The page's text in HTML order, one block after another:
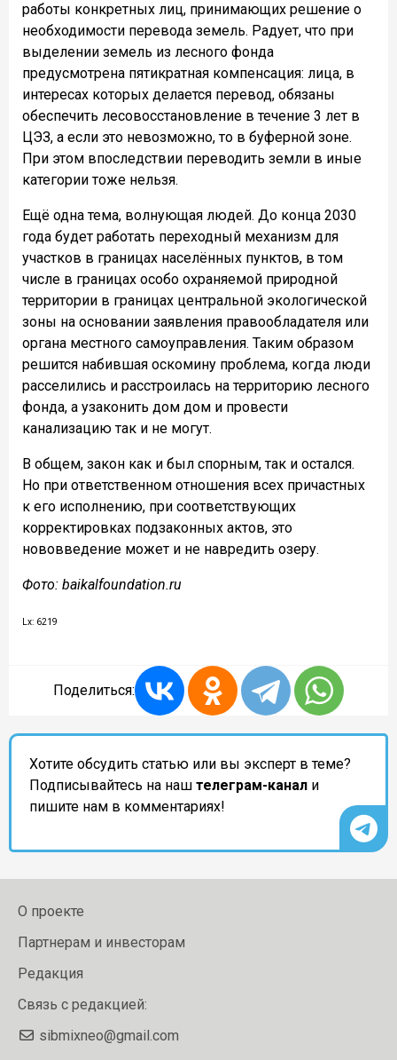
работы конкретных лиц, принимающих решение о
необходимости перевода земель. Радует, что при
выделении земель из лесного фонда
предусмотрена пятикратная компенсация: лица, в
интересах которых делается перевод, обязаны
обеспечить лесовосстановление в течение 3 лет в
ЦЭЗ, а если это невозможно, то в буферной зоне.
При этом впоследствии переводить земли в иные
категории тоже нельзя.
Ещё одна тема, волнующая людей. До конца 2030
года будет работать переходный механизм для
участков в границах населённых пунктов, в том
числе в границах особо охраняемой природной
территории в границах центральной экологической
зоны на основании заявления правообладателя или
органа местного самоуправления. Таким образом
решится набившая оскомину проблема, когда люди
расселились и расстроилась на территорию лесного
фонда, а узаконить дом дом и провести
канализацию так и не могут.
В общем, закон как и был спорным, так и остался.
Но при ответственном отношения всех причастных
к его исполнению, при соответствующих
корректировках подзаконных актов, это
нововведение может и не навредить озеру.
Фото: baikalfoundation.ru
Lx: 6219
Поделиться:
Хотите обсудить статью или вы эксперт в теме?
Подписывайтесь на наш телеграм-канал и
пишите нам в комментариях!
О проекте
Партнерам и инвесторам
Редакция
Связь с редакцией:
sibmixneo@gmail.com